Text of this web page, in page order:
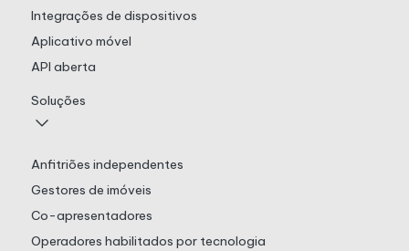
Integrações de dispositivos
Aplicativo móvel
API aberta
Soluções
Anfitriões independentes
Gestores de imóveis
Co-apresentadores
Operadores habilitados por tecnologia